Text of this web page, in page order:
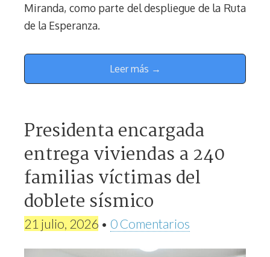
Miranda, como parte del despliegue de la Ruta
de la Esperanza.
Leer más →
Presidenta encargada
entrega viviendas a 240
familias víctimas del
doblete sísmico
21 julio, 2026 • 0 Comentarios